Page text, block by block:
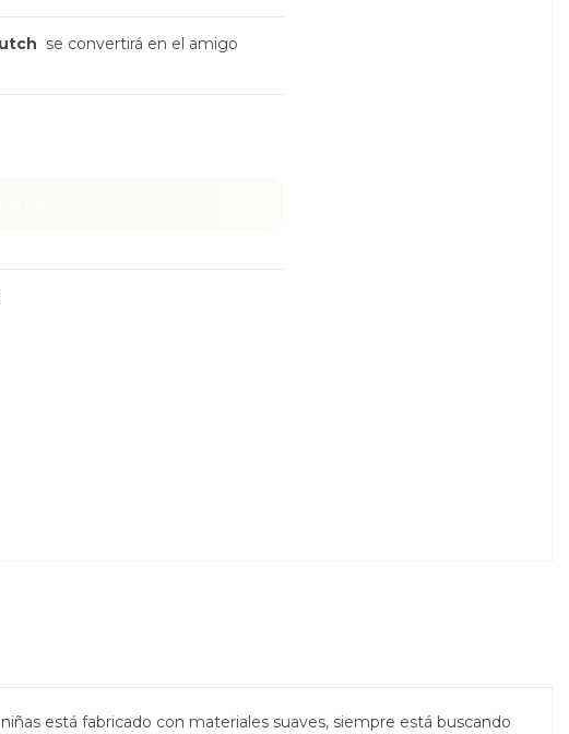
se convertirá en el amigo
está fabricado con materiales suaves, siempre está buscando